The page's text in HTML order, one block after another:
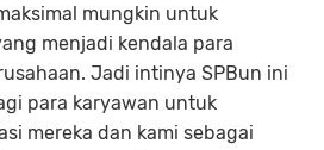
mungkin untuk
menjadi kendala para
Jadi intinya SPBun ini
para karyawan untuk
mereka dan kami sebagai